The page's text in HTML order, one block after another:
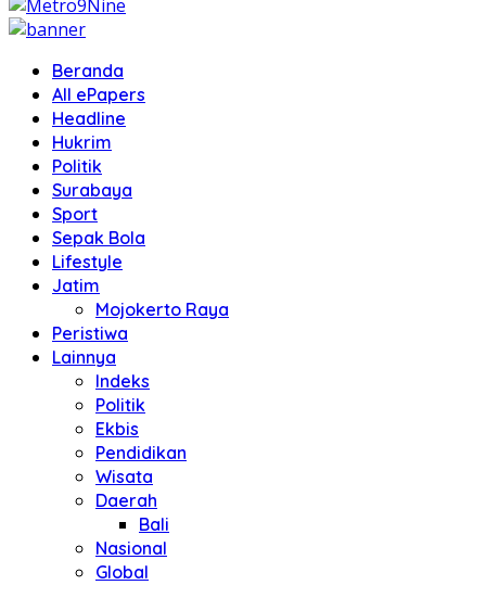
Beranda
All ePapers
Headline
Hukrim
Politik
Surabaya
Sport
Sepak Bola
Lifestyle
Jatim
Mojokerto Raya
Peristiwa
Lainnya
Indeks
Politik
Ekbis
Pendidikan
Wisata
Daerah
Bali
Nasional
Global